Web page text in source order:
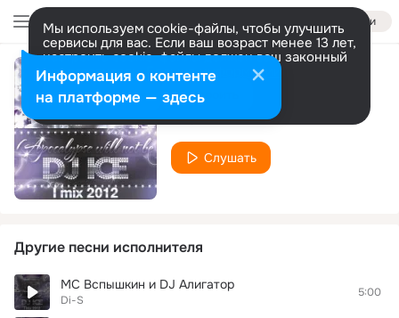
Войти
Мы используем cookie-файлы, чтобы улучшить
сервисы для вас. Если ваш возраст менее 13 лет,
настроить cookie-файлы должен ваш законный
представитель. Больше информации
Разрешить все Настроить
Single Ladies
Di-S
Слушать
Другие песни исполнителя
МС Вспышкин и DJ Алигатор
Di-S
5:00
Информация о контенте
на платформе — здесь